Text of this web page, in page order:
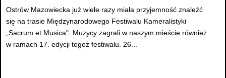
Ostrów Mazowiecka już wiele razy miała przyjemność znaleźć
się na trasie Międzynarodowego Festiwalu Kameralistyki
„Sacrum et Musica". Muzycy zagrali w naszym mieście również
w ramach 17. edycji tegoż festiwalu. 26...